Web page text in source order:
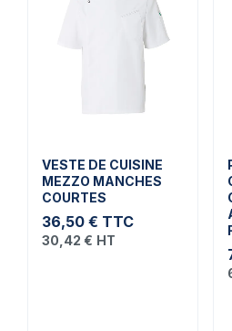
VESTE DE CUISINE
MEZZO MANCHES
COURTES
36,50 € TTC
30,42 € HT